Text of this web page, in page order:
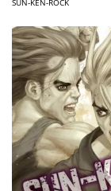
SUN-KEN-ROCK